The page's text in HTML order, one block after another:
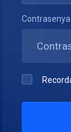
Contrasenya